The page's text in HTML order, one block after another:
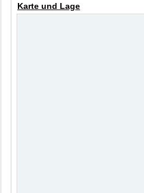
Karte und Lage